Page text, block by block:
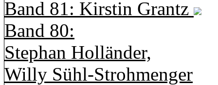
Band 81: Kirstin Grantz
Band 80:
Stephan Holländer,
Willy Sühl-Strohmenger